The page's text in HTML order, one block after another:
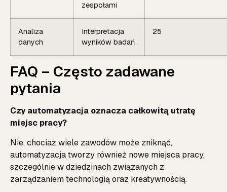
zespołami
Analiza
danych
Interpretacja
wyników badań
25
FAQ – Często zadawane
pytania
Czy automatyzacja oznacza całkowitą utratę
miejsc pracy?
Nie, chociaż wiele zawodów może zniknąć,
automatyzacja tworzy również nowe miejsca pracy,
szczególnie w dziedzinach związanych z
zarządzaniem technologią oraz kreatywnością.